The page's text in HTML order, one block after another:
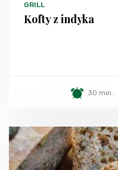
GRILL
Kofty z indyka
30 min.